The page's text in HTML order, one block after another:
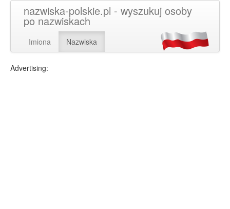
nazwiska-polskie.pl - wyszukuj osoby
po nazwiskach
Imiona Nazwiska
Advertising: